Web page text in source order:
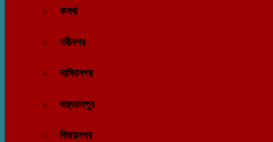
কসবা
নবীনগর
নাসিরনগর
বাঞ্ছারামপুর
বিজয়নগর